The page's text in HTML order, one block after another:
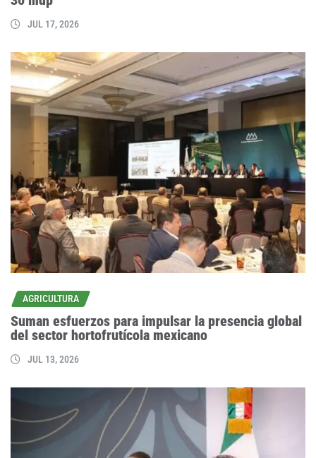
JUL 17, 2026
AGRICULTURA
Suman esfuerzos para impulsar la presencia global
del sector hortofrutícola mexicano
JUL 13, 2026